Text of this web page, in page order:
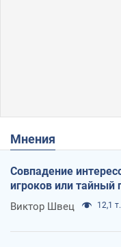
Мнения
Совпадение
игроков или тайный
Виктор Швец 12,1 т.